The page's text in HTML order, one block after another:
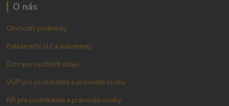
O nás
Obchodní podmínky
Reklamační řád a dokumenty
Ochrana osobních údajů
VOP pro podnikatele a právnické osoby
RŘ pro podnikatele a právnické osoby